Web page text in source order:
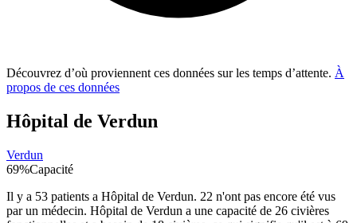
Découvrez d’où proviennent ces données sur les temps d’attente. À
propos de ces données
Hôpital de Verdun
Verdun
69%Capacité
Il y a 53 patients a Hôpital de Verdun. 22 n'ont pas encore été vus
par un médecin. Hôpital de Verdun a une capacité de 26 civières